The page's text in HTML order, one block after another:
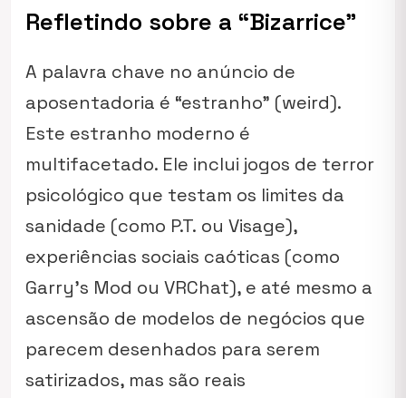
Refletindo sobre a “Bizarrice”
A palavra chave no anúncio de
aposentadoria é “estranho” (weird).
Este estranho moderno é
multifacetado. Ele inclui jogos de terror
psicológico que testam os limites da
sanidade (como P.T. ou Visage),
experiências sociais caóticas (como
Garry’s Mod ou VRChat), e até mesmo a
ascensão de modelos de negócios que
parecem desenhados para serem
satirizados, mas são reais